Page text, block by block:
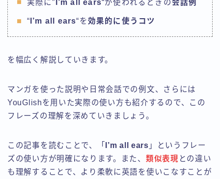
実際に” I’m all ears“が使われるときの会話例
“ I’m all ears“を効果的に使うコツ
を幅広く解説していきます。
マンガを使った説明や日常会話での例文、さらには
YouGlishを用いた実際の使い方も紹介するので、この
フレーズの理解を深めていきましょう。
この記事を読むことで、「 I’m all ears 」というフレー
ズの使い方が明確になります。また、 類似表現 との違い
も理解することで、より柔軟に英語を使いこなすことが